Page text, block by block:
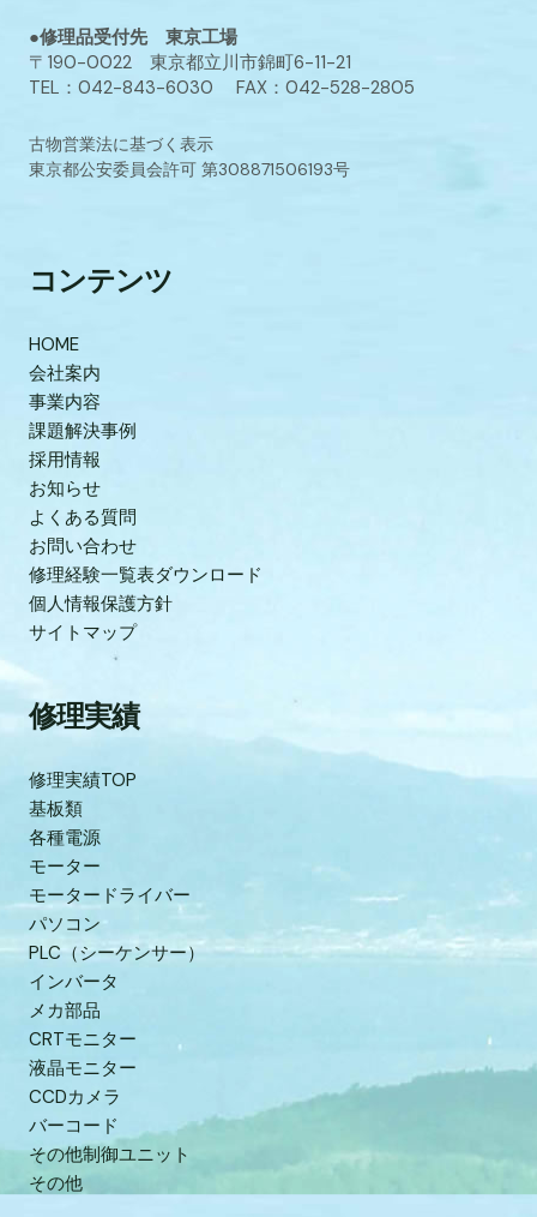
●修理品受付先 東京工場
〒190-0022 東京都立川市錦町6-11-21
TEL：042-843-6030 FAX：042-528-2805
古物営業法に基づく表示
東京都公安委員会許可 第308871506193号
コンテンツ
HOME
会社案内
事業内容
課題解決事例
採用情報
お知らせ
よくある質問
お問い合わせ
修理経験一覧表ダウンロード
個人情報保護方針
サイトマップ
修理実績
修理実績TOP
基板類
各種電源
モーター
モータードライバー
パソコン
PLC（シーケンサー）
インバータ
メカ部品
CRTモニター
液晶モニター
CCDカメラ
バーコード
その他制御ユニット
その他